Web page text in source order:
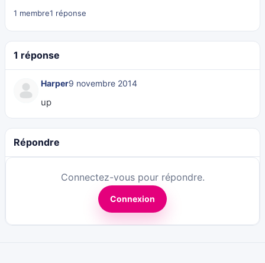
1 membre1 réponse
1 réponse
Harper9 novembre 2014
up
Répondre
Connectez-vous pour répondre.
Connexion